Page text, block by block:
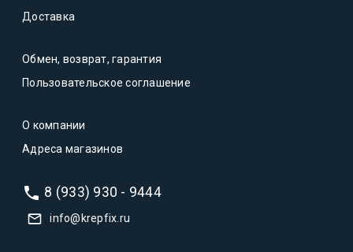
Доставка
Обмен, возврат, гарантия
Пользовательское соглашение
О компании
Адреса магазинов
8 (933) 930 - 9444
info@krepfix.ru